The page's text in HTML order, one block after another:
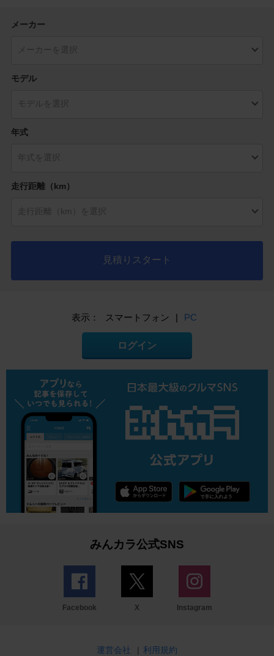
メーカー
モデル
年式
走行距離（km）
見積りスタート
表示： スマートフォン | PC
ログイン
みんカラ公式SNS
Facebook X Instagram
運営会社 | 利用規約